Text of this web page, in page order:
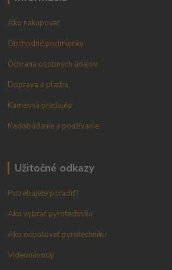
Ako nakupovať
Obchodné podmienky
Ochrana osobných údajov
Doprava a platba
Kamenná predajňa
Nadobúdanie a používanie
Užitočné odkazy
Potrebujete poradiť?
Ako vybrať pyrotechniku
Ako odpaľovať pyrotechniku
Videonávody